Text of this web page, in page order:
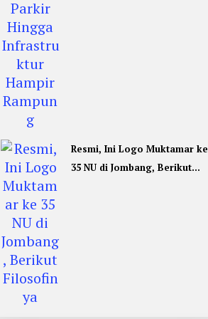
Resmi, Ini Logo Muktamar ke
35 NU di Jombang, Berikut